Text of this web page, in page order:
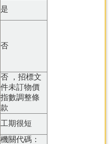
是
否
否 ，招標文
件未訂物價
指數調整條
款
工期很短
機關代碼：